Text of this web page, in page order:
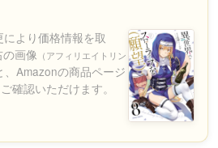
より価格情報を取
画像 （アフィリエイトリン
、Amazonの商品ページ
確認いただけます。